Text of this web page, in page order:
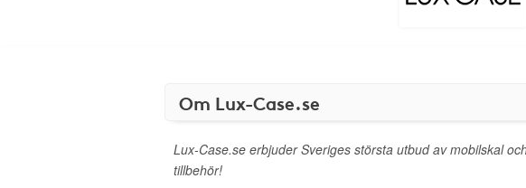
Om Lux-Case.se
Lux-Case.se erbjuder Sveriges största utbud av mobilskal
tillbehör!